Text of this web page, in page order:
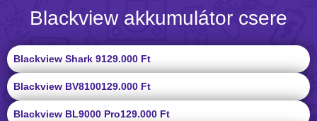
Blackview akkumulátor csere
Blackview Shark 9129.000 Ft
Blackview BV8100129.000 Ft
Blackview BL9000 Pro129.000 Ft